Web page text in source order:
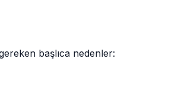
başlıca nedenler: